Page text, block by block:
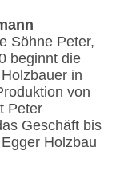
Söhne Peter,
beginnt die
in
von
Peter
Geschäft bis
Holzbau